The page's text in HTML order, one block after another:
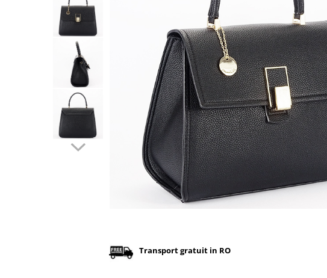
Incaltamine primavara-vara piele
Imbracaminte
Camasi si topuri
Blugi si pantaloni
Pulovere si cardigane
Incaltaminte toamna-iarna piele
Transport gratuit in RO